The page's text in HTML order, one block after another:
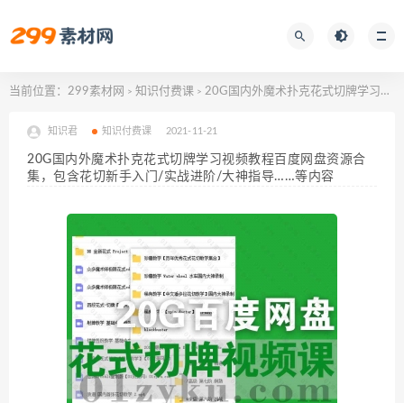
当前位置： 299素材网 > 知识付费课 > 20G国内外魔术扑克花式切牌学习视频教程百度网盘资源合集，包含花切新手入门/实战进阶/大神指导……等内容
知识君 知识付费课 2021-11-21
20G国内外魔术扑克花式切牌学习视频教程百度网盘资源合
集，包含花切新手入门/实战进阶/大神指导……等内容